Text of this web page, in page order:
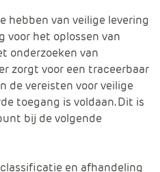
hebben van veilige levering
voor het oplossen van
onderzoeken van
zorgt voor een traceerbaar
de vereisten voor veilige
toegang is voldaan. Dit is
bij de volgende
en afhandeling